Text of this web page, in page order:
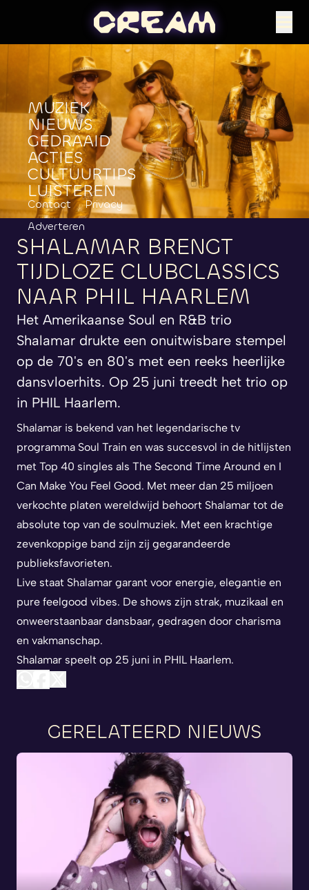
MUZIEK
NIEUWS
GEDRAAID
ACTIES
CULTUURTIPS
LUISTEREN
Contact
Privacy
Adverteren
SHALAMAR BRENGT
TIJDLOZE CLUBCLASSICS
NAAR PHIL HAARLEM
Het Amerikaanse Soul en R&B trio
Shalamar drukte een onuitwisbare stempel
op de 70's en 80's met een reeks heerlijke
dansvloerhits. Op 25 juni treedt het trio op
in PHIL Haarlem.
Shalamar is bekend van het legendarische tv
programma Soul Train en was succesvol in de hitlijsten
met Top 40 singles als The Second Time Around en I
Can Make You Feel Good. Met meer dan 25 miljoen
verkochte platen wereldwijd behoort Shalamar tot de
absolute top van de soulmuziek. Met een krachtige
zevenkoppige band zijn zij gegarandeerde
publieksfavorieten.
Live staat Shalamar garant voor energie, elegantie en
pure feelgood vibes. De shows zijn strak, muzikaal en
onweerstaanbaar dansbaar, gedragen door charisma
en vakmanschap.
Shalamar speelt op 25 juni in PHIL Haarlem.
GERELATEERD NIEUWS